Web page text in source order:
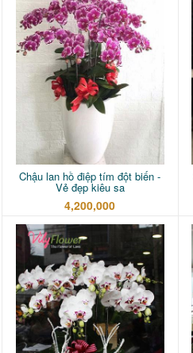
Chậu lan hồ điệp tím đột biến -
Vẻ đẹp kiêu sa
4,200,000